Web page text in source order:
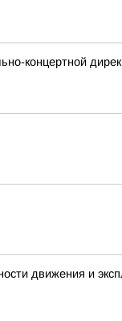
концертной
движения и